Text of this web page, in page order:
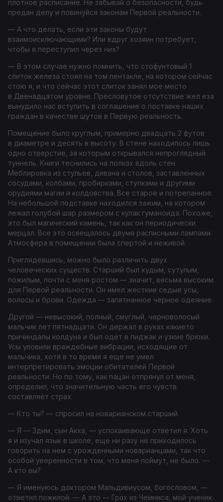
плотное расписание. Не забывай о безопасности, будь
предан делу и повинуйся законам Первой реальности.
— А что делать, если эти законы будут
взаимоисключающими? Или вдруг хозяин потребует,
чтобы я переступил через них?
— В этом случае нужно помнить, что стофунтовый 1
слиток железа стоял на том пентакле, на котором сейчас
стою я, и что сейчас этот слиток занял мое место
в Двенадцатом уровне. Пресловутое отсутствие жел еза
вынудило нас вступить в соглашение о поставке наших
граждан в качестве шутов в Первую реальность.
Помещение было круглым, примерно двадцать 2 футов
в диаметре и десять в высоту. В стене находилось лишь
одно отверстие, за которым открывался непроглядный
туннель. Книги теснились на полках вдоль стен.
Меблировка из стульев, дивана и столов, заставленных
сосудами, колбами, пробирками, ступками и другими
орудиями магии и колдовства. Все старое и потрепанное.
На небольшой подставке находился зажим, на котором
лежал голубой шар размером с кулак гуманоида. Похоже,
это был магический камень, так как он периодически
мерцал. Все это освещалось двумя расписными лампами.
Атмосфера в помещении была спертой и неживой.
Приглядевшись, можно было различить двух
человеческих существ. Старший был худым, сутулым,
пожилым, почти с меня ростом — значит, весьма высоким
для Первой реальности. Он имел жесткие седые усы,
волосы и брови. Одежда — запятнанное черное одеяние.
Другой — невысокий, полный, смуглый, черноволосый
мальчик лет пятнадцати. Он держал в руках какието
причиндалы колдуна и был одет в пиджак и узкие брюки.
Усы уловили враждебные вибрации, исходящие от
мальчика, хотя в то время я еще не умел
интерпретировать эмоции обитателей Первой
реальности. Но по тому, как пацан отпрянул от меня,
определил, что значительную часть его чувств
составляет страх.
— Кто ты? — спросил на новарианском старший.
— Я — Здим, сын Акха, — успокаивающе ответил я. Хоть
я и изучал язык в школе, еще ни разу не приходилось
говорить на нем с урожденными новарианцами, так что
особой уверенности в том, что меня поймут, не было. —
А кто вы?
— Я именуюсь доктором Мальдивиусом, богословом, —
ответил пожилой. — А это — Грах из Чемниса, мой ученик.